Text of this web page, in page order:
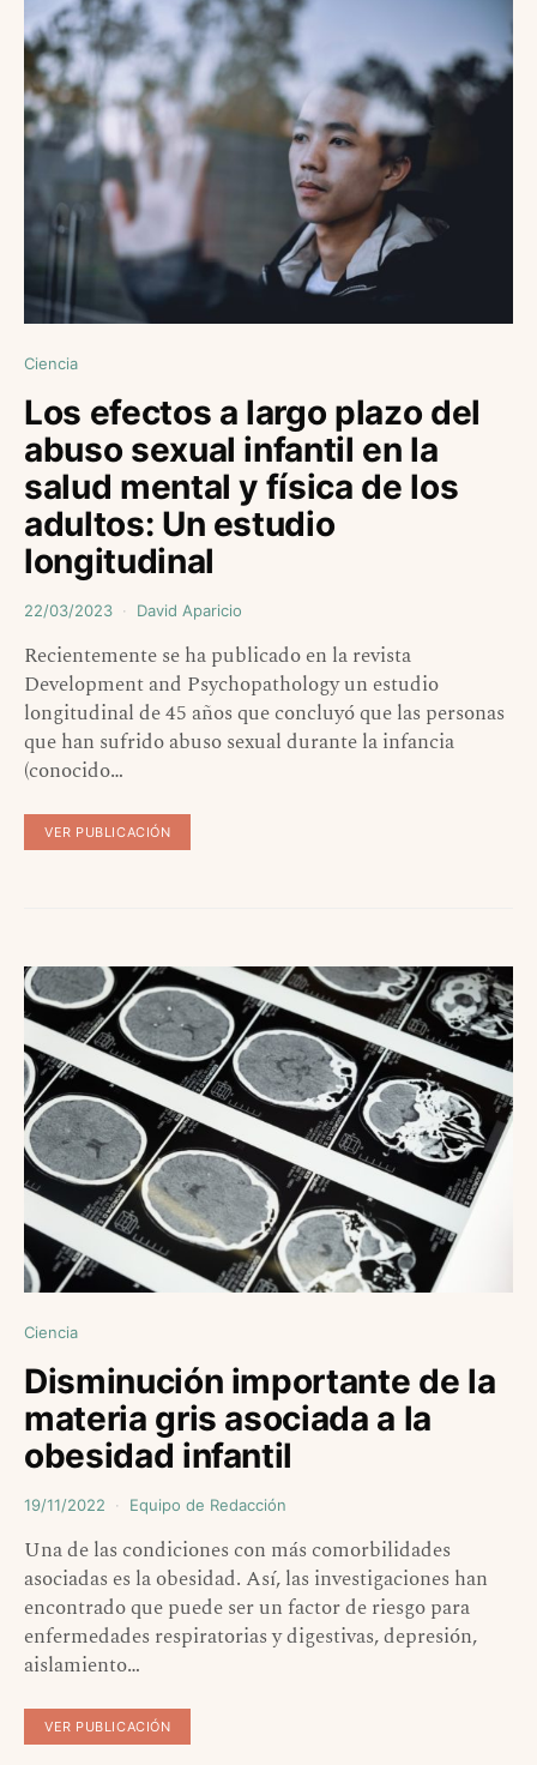
Ciencia
Los efectos a largo plazo del
abuso sexual infantil en la
salud mental y física de los
adultos: Un estudio
longitudinal
22/03/2023 David Aparicio
Recientemente se ha publicado en la revista
Development and Psychopathology un estudio
longitudinal de 45 años que concluyó que las personas
que han sufrido abuso sexual durante la infancia
(conocido…
VER PUBLICACIÓN
Ciencia
Disminución importante de la
materia gris asociada a la
obesidad infantil
19/11/2022 Equipo de Redacción
Una de las condiciones con más comorbilidades
asociadas es la obesidad. Así, las investigaciones han
encontrado que puede ser un factor de riesgo para
enfermedades respiratorias y digestivas, depresión,
aislamiento…
VER PUBLICACIÓN